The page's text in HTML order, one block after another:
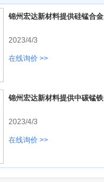
锦州宏达新材料提供硅锰合金
2023/4/3
在线询价 >>
锦州宏达新材料提供中碳锰铁
2023/4/3
在线询价 >>